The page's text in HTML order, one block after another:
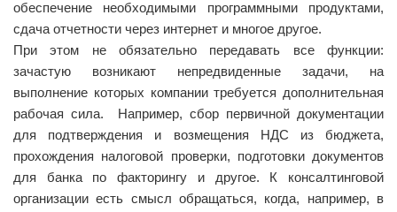
обеспечение необходимыми программными продуктами,
сдача отчетности через интернет и многое другое.
При этом не обязательно передавать все функции:
зачастую возникают непредвиденные задачи, на
выполнение которых компании требуется дополнительная
рабочая сила. Например, сбор первичной документации
для подтверждения и возмещения НДС из бюджета,
прохождения налоговой проверки, подготовки документов
для банка по факторингу и другое. К консалтинговой
организации есть смысл обращаться, когда, например, в